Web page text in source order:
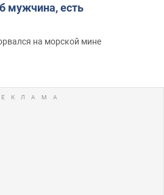
мужчина, есть
на морской мине